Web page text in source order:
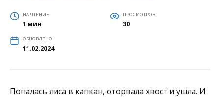
НА ЧТЕНИЕ
1 мин
ПРОСМОТРОВ
30
ОБНОВЛЕНО
11.02.2024
Попалась лиса в капкан, оторвала хвост и ушла. И